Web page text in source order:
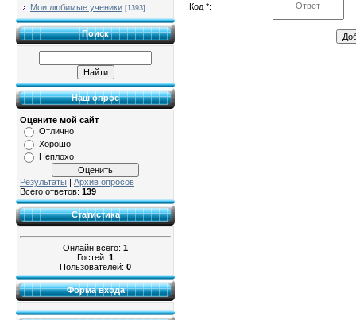
Мои любимые ученики [1393]
Поиск
Наш опрос
Оцените мой сайт
Отлично
Хорошо
Неплохо
Результаты | Архив опросов
Всего ответов: 139
Статистика
Онлайн всего: 1
Гостей: 1
Пользователей: 0
Форма входа
Код *: